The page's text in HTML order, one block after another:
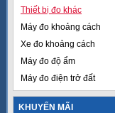
Thiết bị đo khác
Máy đo khoảng cách
Xe đo khoảng cách
Máy đo độ ẩm
Máy đo điện trở đất
KHUYẾN MÃI